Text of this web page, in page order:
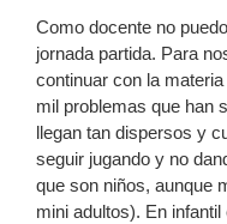
Como docente no
jornada partida. Para
continuar con la
mil problemas que han
llegan tan dispersos y
seguir jugando y no
que son niños, aunque
mini adultos). En